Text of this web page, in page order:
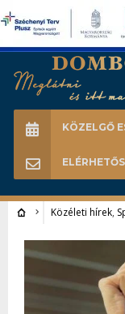
Search
KÖZELGŐ
Közéleti hírek,